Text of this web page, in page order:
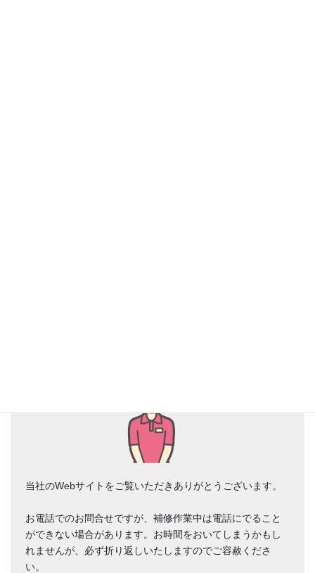
当社のWebサイトをご覧いただきありがとうございます。
お電話でのお問合せですが、補修作業中は電話にでること
ができない場合があります。お時間をおいてしまうかもし
れませんが、必ず折り返しいたしますのでご容赦くださ
い。